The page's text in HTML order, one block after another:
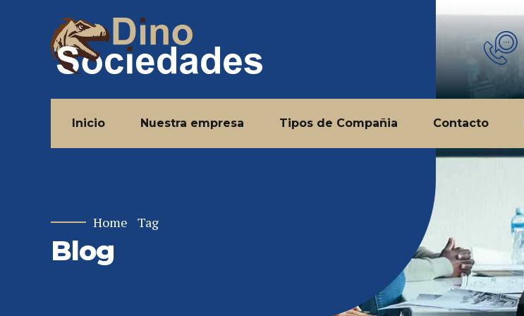
Inicio Nuestra empresa Tipos de Compañia Contacto
Home Tag
Blog